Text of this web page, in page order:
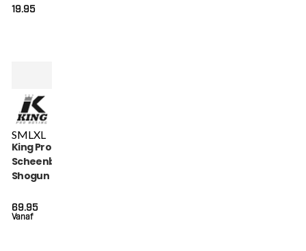
19.95
SMLXL
King Pro Boxing
Scheenbeschermers
Shogun (KPB SG
Vanaf
69.95